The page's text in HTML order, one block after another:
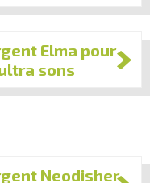
Elma pour
sons
Neodisher